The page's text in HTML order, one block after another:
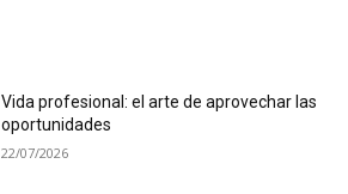
Vida profesional: el arte de aprovechar las
oportunidades
22/07/2026